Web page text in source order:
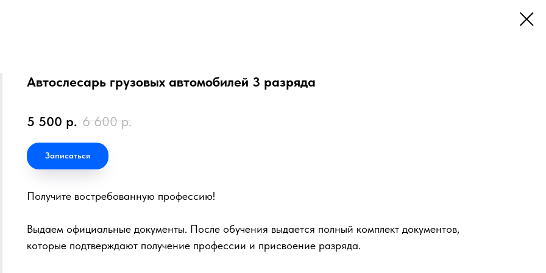
Автослесарь грузовых автомобилей 3 разряда
5 500 р. 6 600 р.
Записаться
Получите востребованную профессию!
Выдаем официальные документы. После обучения выдается полный комплект документов,
которые подтверждают получение профессии и присвоение разряда.